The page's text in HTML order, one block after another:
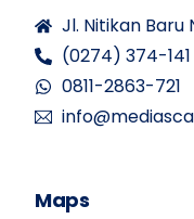
Jl. Nitikan Baru
(0274) 374-141
0811-2863-721
Maps